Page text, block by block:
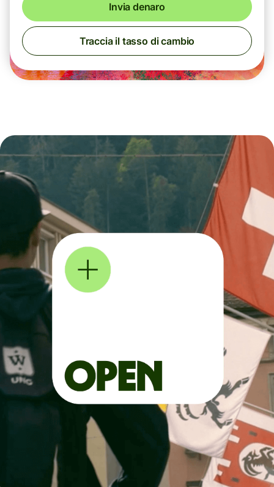
Invia denaro
Traccia il tasso di cambio